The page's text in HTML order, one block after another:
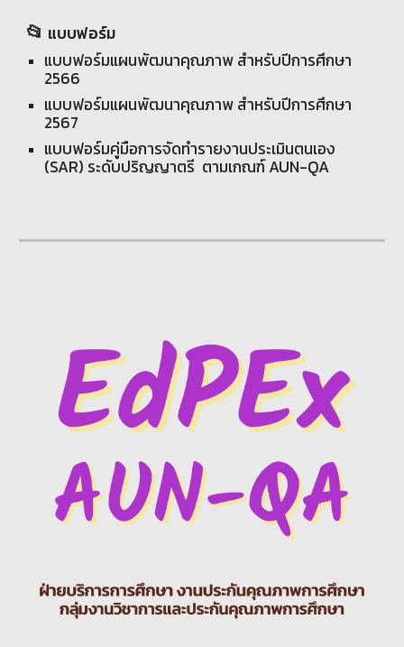
📂 แบบฟอร์ม
แบบฟอร์มแผนพัฒนาคุณภาพ สำหรับปีการศึกษา
2566
แบบฟอร์มแผนพัฒนาคุณภาพ สำหรับปีการศึกษา
2567
แบบฟอร์มคู่มือการจัดทำรายงานประเมินตนเอง
(SAR) ระดับปริญญาตรี ตามเกณฑ์ AUN-QA